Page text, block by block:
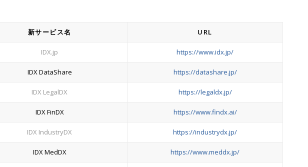
新サービス名 URL
IDX.jp https://www.idx.jp/
IDX DataShare https://datashare.jp/
IDX LegalDX https://legaldx.jp/
IDX FinDX https://www.findx.ai/
IDX IndustryDX https://industrydx.jp/
IDX MedDX https://www.meddx.jp/